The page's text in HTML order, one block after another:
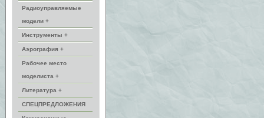
Радиоуправляемые
модели +
Инструменты +
Аэрография +
Рабочее место
моделиста +
Литература +
СПЕЦПРЕДЛОЖЕНИЯ